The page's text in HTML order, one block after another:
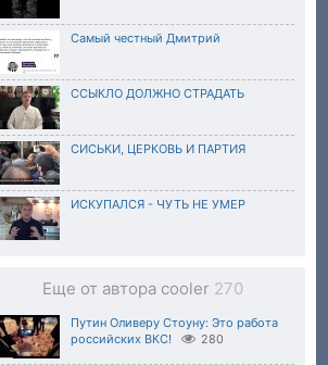
Самый честный Дмитрий
ССЫКЛО ДОЛЖНО СТРАДАТЬ
СИСЬКИ, ЦЕРКОВЬ И ПАРТИЯ
ИСКУПАЛСЯ - ЧУТЬ НЕ УМЕР
Еще от автора cooler 270
Путин Оливеру Стоуну: Это работа
российских ВКС!
280